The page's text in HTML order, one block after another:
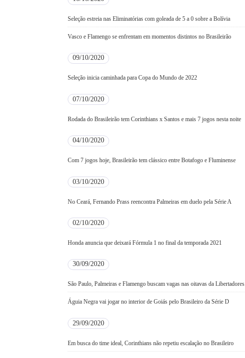
Seleção estreia nas Eliminatórias com goleada de 5 a 0 sobre a Bolívia
Vasco e Flamengo se enfrentam em momentos distintos no Brasileirão
09/10/2020
Seleção inicia caminhada para Copa do Mundo de 2022
07/10/2020
Rodada do Brasileirão tem Corinthians x Santos e mais 7 jogos nesta noite
04/10/2020
Com 7 jogos hoje, Brasileirão tem clássico entre Botafogo e Fluminense
03/10/2020
No Ceará, Fernando Prass reencontra Palmeiras em duelo pela Série A
02/10/2020
Honda anuncia que deixará Fórmula 1 no final da temporada 2021
30/09/2020
São Paulo, Palmeiras e Flamengo buscam vagas nas oitavas da Libertadores
Águia Negra vai jogar no interior de Goiás pelo Brasileiro da Série D
29/09/2020
Em busca do time ideal, Corinthians não repetiu escalação no Brasileiro